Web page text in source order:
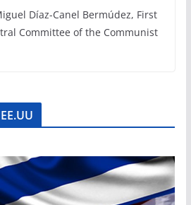
Díaz-Canel Bermúdez, First
Committee of the Communist